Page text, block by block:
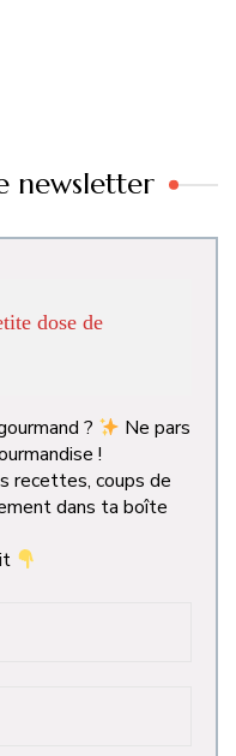
newsletter
dose de
?
Ne pars
!
recettes, coups de
dans ta boîte